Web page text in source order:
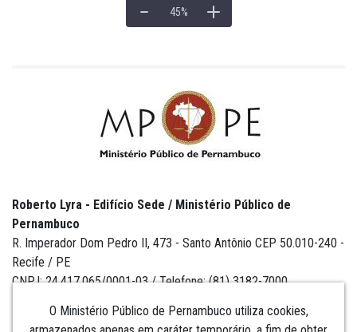
45%
O Ministério Público de Pernambuco utiliza cookies,
Roberto Lyra - Edifício Sede / Ministério Público de
Pernambuco
R. Imperador Dom Pedro II, 473 - Santo Antônio CEP 50.010-240 -
Recife / PE
CNPJ: 24.417.065/0001-03 / Telefone: (81) 3182-7000